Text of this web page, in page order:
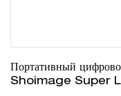
Портативный
Shoimage Super